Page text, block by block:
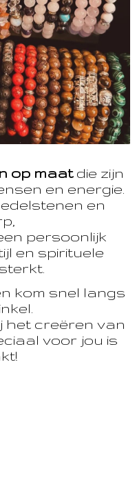
op maatdie zijn
en energie.
en
persoonlijk
en spirituele
kom snel langs
het creëren van
voor jou is